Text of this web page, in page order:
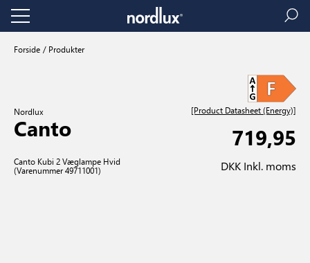
Forside Produkter
Nordlux
Canto
Canto Kubi 2 Væglampe Hvid
(Varenummer 49711001)
[Product Datasheet (Energy)]
719,95
DKK Inkl. moms